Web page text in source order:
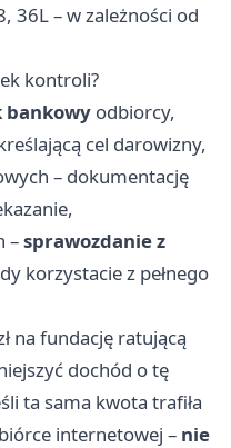
36L – w zależności od
kontroli?
bankowy odbiorcy,
cel darowizny,
– dokumentację
–sprawozdanie z
korzystacie z pełnego
na fundację ratującą
dochód o tę
ta sama kwota trafiła
internetowej – nie